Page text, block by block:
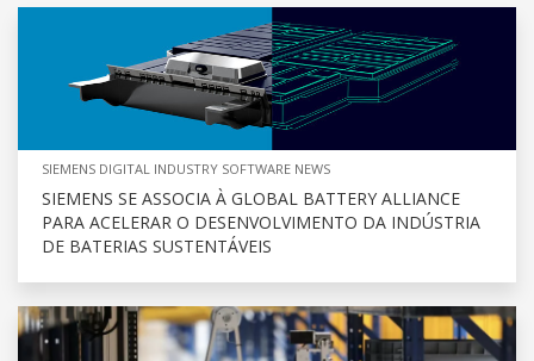
SIEMENS DIGITAL INDUSTRY SOFTWARE NEWS
SIEMENS SE ASSOCIA À GLOBAL BATTERY ALLIANCE
PARA ACELERAR O DESENVOLVIMENTO DA INDÚSTRIA
DE BATERIAS SUSTENTÁVEIS